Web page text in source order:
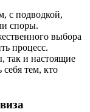
с подводкой,
споры.
выбора
процесс.
так и настоящие
тем, кто